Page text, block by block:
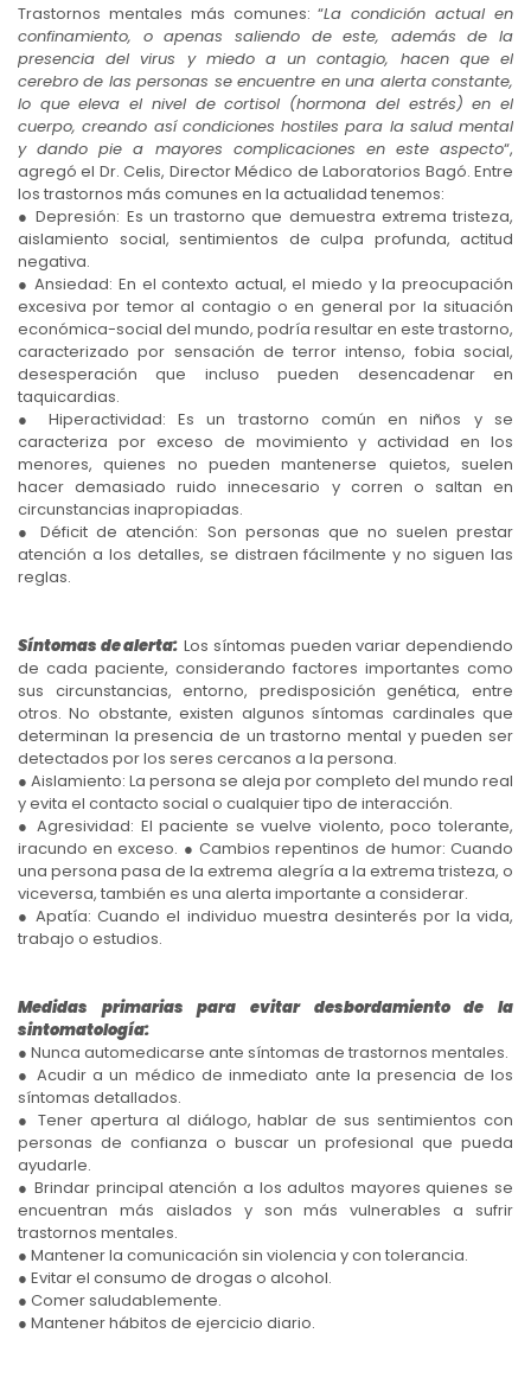
Trastornos mentales más comunes: “La condición actual en
confinamiento, o apenas saliendo de este, además de la
presencia del virus y miedo a un contagio, hacen que el
cerebro de las personas se encuentre en una alerta constante,
lo que eleva el nivel de cortisol (hormona del estrés) en el
cuerpo, creando así condiciones hostiles para la salud mental
y dando pie a mayores complicaciones en este aspecto“,
agregó el Dr. Celis, Director Médico de Laboratorios Bagó. Entre
los trastornos más comunes en la actualidad tenemos:
● Depresión: Es un trastorno que demuestra extrema tristeza,
aislamiento social, sentimientos de culpa profunda, actitud
negativa.
● Ansiedad: En el contexto actual, el miedo y la preocupación
excesiva por temor al contagio o en general por la situación
económica-social del mundo, podría resultar en este trastorno,
caracterizado por sensación de terror intenso, fobia social,
desesperación que incluso pueden desencadenar en
taquicardias.
● Hiperactividad: Es un trastorno común en niños y se
caracteriza por exceso de movimiento y actividad en los
menores, quienes no pueden mantenerse quietos, suelen
hacer demasiado ruido innecesario y corren o saltan en
circunstancias inapropiadas.
● Déficit de atención: Son personas que no suelen prestar
atención a los detalles, se distraen fácilmente y no siguen las
reglas.
Síntomas de alerta: Los síntomas pueden variar dependiendo
de cada paciente, considerando factores importantes como
sus circunstancias, entorno, predisposición genética, entre
otros. No obstante, existen algunos síntomas cardinales que
determinan la presencia de un trastorno mental y pueden ser
detectados por los seres cercanos a la persona.
● Aislamiento: La persona se aleja por completo del mundo real
y evita el contacto social o cualquier tipo de interacción.
● Agresividad: El paciente se vuelve violento, poco tolerante,
iracundo en exceso. ● Cambios repentinos de humor: Cuando
una persona pasa de la extrema alegría a la extrema tristeza, o
viceversa, también es una alerta importante a considerar.
● Apatía: Cuando el individuo muestra desinterés por la vida,
trabajo o estudios.
Medidas primarias para evitar desbordamiento de la
sintomatología:
● Nunca automedicarse ante síntomas de trastornos mentales.
● Acudir a un médico de inmediato ante la presencia de los
síntomas detallados.
● Tener apertura al diálogo, hablar de sus sentimientos con
personas de confianza o buscar un profesional que pueda
ayudarle.
● Brindar principal atención a los adultos mayores quienes se
encuentran más aislados y son más vulnerables a sufrir
trastornos mentales.
● Mantener la comunicación sin violencia y con tolerancia.
● Evitar el consumo de drogas o alcohol.
● Comer saludablemente.
● Mantener hábitos de ejercicio diario.